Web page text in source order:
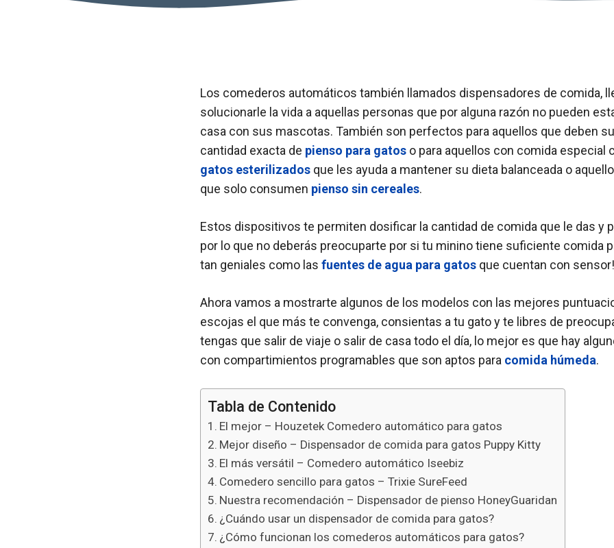
Los comederos automáticos también llamados dispensadores de comida,
solucionarle la vida a aquellas personas que por alguna razón no pueden
casa con sus mascotas. También son perfectos para aquellos que deben
cantidad exacta de pienso para gatos o para aquellos con comida especial
gatos esterilizados que les ayuda a mantener su dieta balanceada o
que solo consumen pienso sin cereales.
Estos dispositivos te permiten dosificar la cantidad de comida que le das y
por lo que no deberás preocuparte por si tu minino tiene suficiente comida
tan geniales como las fuentes de agua para gatos que cuentan con sensor!
Ahora vamos a mostrarte algunos de los modelos con las mejores
escojas el que más te convenga, consientas a tu gato y te libres de
tengas que salir de viaje o salir de casa todo el día, lo mejor es que hay
con compartimientos programables que son aptos para comida húmeda.
Tabla de Contenido
El mejor – Houzetek Comedero automático para gatos
Mejor diseño – Dispensador de comida para gatos Puppy Kitty
El más versátil – Comedero automático Iseebiz
Comedero sencillo para gatos – Trixie SureFeed
Nuestra recomendación – Dispensador de pienso HoneyGuaridan
¿Cuándo usar un dispensador de comida para gatos?
¿Cómo funcionan los comederos automáticos para gatos?